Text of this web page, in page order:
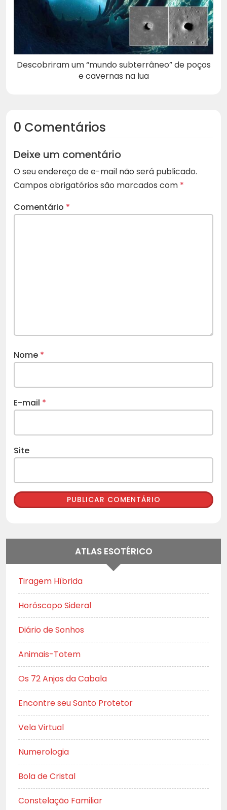
Descobriram um “mundo subterrâneo” de poços
e cavernas na lua
0 Comentários
Deixe um comentário
O seu endereço de e-mail não será publicado.
Campos obrigatórios são marcados com *
Comentário *
Nome *
E-mail *
Site
ATLAS ESOTÉRICO
Tiragem Híbrida
Horóscopo Sideral
Diário de Sonhos
Animais-Totem
Os 72 Anjos da Cabala
Encontre seu Santo Protetor
Vela Virtual
Numerologia
Bola de Cristal
Constelação Familiar